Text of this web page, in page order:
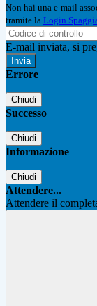
Non hai una e-mail
tramite la Login
E-mail inviata, si
Errore
Chiudi
Successo
Chiudi
Informazione
Chiudi
Attendere...
Attendere il